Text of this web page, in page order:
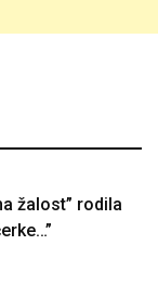
žalost” rodila